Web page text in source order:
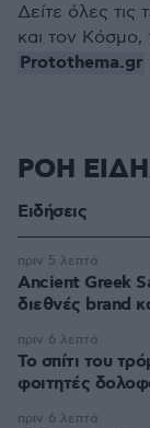
Δείτε όλες τις
και τον Κόσμο,
Protothema.gr
ΡΟΗ
Ειδήσεις
Ancient Greek
διεθνές brand
πριν 5 λεπτά
Το σπίτι του
φοιτητές
πριν 6 λεπτά
πριν 6 λεπτά